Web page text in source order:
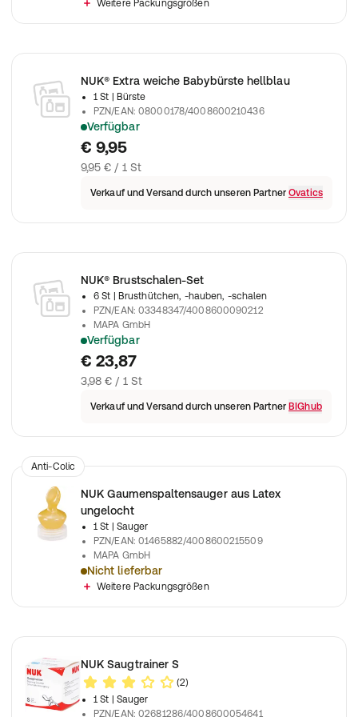
Weitere Packungsgrößen
NUK® Extra weiche Babybürste hellblau
1 St
| Bürste
PZN/EAN:08000178/4008600210436
Verfügbar
Für die tägliche Haarpflege von Neugeborenen und Babys
€ 9,95
9,95 € / 1 St
Verkauf und Versand durch unseren Partner Ovatics
NUK® Brustschalen-Set
6 St
| Brusthütchen, -hauben, -schalen
PZN/EAN:03348347/4008600090212
MAPA GmbH
Verfügbar
Zum Schutz empfindlicher Brustwarzen und zum Auffangen
€ 23,87
3,98 € / 1 St
Verkauf und Versand durch unseren Partner BIGhub
Anti-Colic
NUK Gaumenspaltensauger aus Latex
ungelocht
1 St
| Sauger
PZN/EAN:01465882/4008600215509
MAPA GmbH
Nicht lieferbar
Spezial-Trinksauger für Kinder mit Lippen-Kiefer-Gaumen-
Weitere Packungsgrößen
NUK Saugtrainer S
(2)
1 St
| Sauger
PZN/EAN:02681286/4008600054641